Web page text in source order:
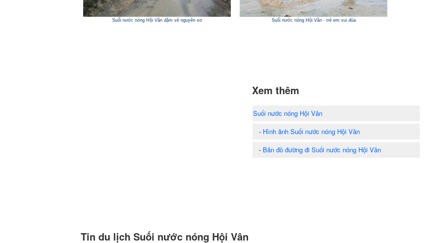
Suối nước nóng Hội Vân đậm vẻ nguyên sơ Suối nước nóng Hội Vân - trẻ em vui đùa
Xem thêm
Suối nước nóng Hội Vân
- Hình ảnh Suối nước nóng Hội Vân
- Bản đồ đường đi Suối nước nóng Hội Vân
Tin du lịch Suối nước nóng Hội Vân